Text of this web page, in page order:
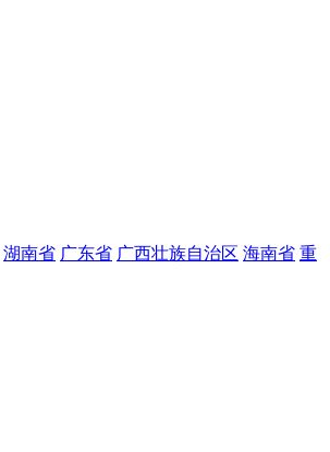
湖南省 广东省 广西壮族自治区 海南省 重